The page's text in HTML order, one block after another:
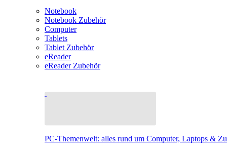
Notebook
Notebook Zubehör
Computer
Tablets
Tablet Zubehör
eReader
eReader Zubehör
PC-Themenwelt: alles rund um Computer, Laptops &